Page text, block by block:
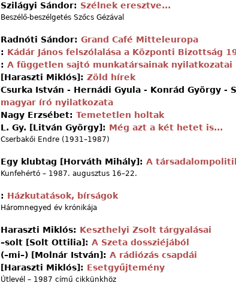
Szilágyi Sándor: Szélnek eresztve...
Beszélő-beszélgetés Szőcs Gézával
Radnóti Sándor: Grand Café Mitteleuropa
: Kádár János felszólalása a Központi Bizottság
: A független sajtó munkatársainak nyilatkozatai
[Haraszti Miklós]: Zöld hírek
Csurka István - Hernádi Gyula - Konrád György -
magyar író nyilatkozata
Nagy Erzsébet: Temetetlen holtak
L. Gy. [Litván György]: Még azt a két hetet is...
Cserbakői Endre (1931–1987)
Egy klubtag [Horváth Mihály]: A
Kunfehértó – 1987. augusztus 16–22.
: Házkutatások, bírságok
Háromnegyed év krónikája
Haraszti Miklós: Keszthelyi Zsolt tárgyalásai
–solt [Solt Ottilia]: A Szeta dossziéjából
(–mi–) [Molnár István]: A rádiózás csapdái
[Haraszti Miklós]: Esetgyűjtemény
Útlevél – 1987 című cikkünkhöz